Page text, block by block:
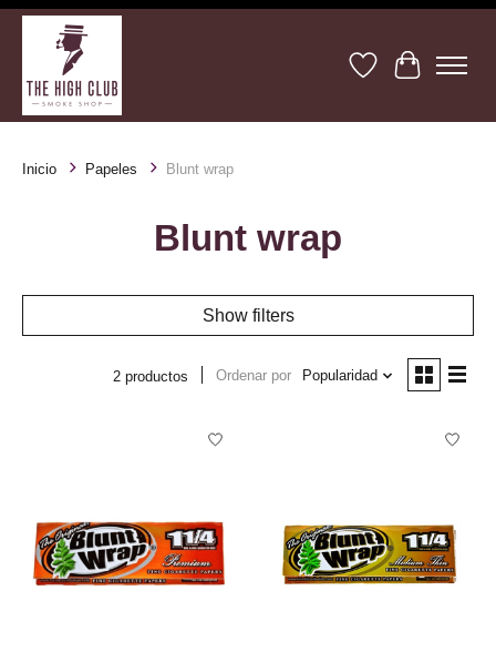
Lista de deseos
Cesta
Inicio Papeles Blunt wrap
Blunt wrap
Show filters
2 productos Ordenar por Popularidad